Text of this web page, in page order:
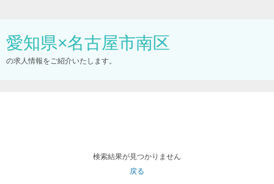
愛知県×名古屋市南区
の求人情報をご紹介いたします。
検索結果が見つかりません
戻る